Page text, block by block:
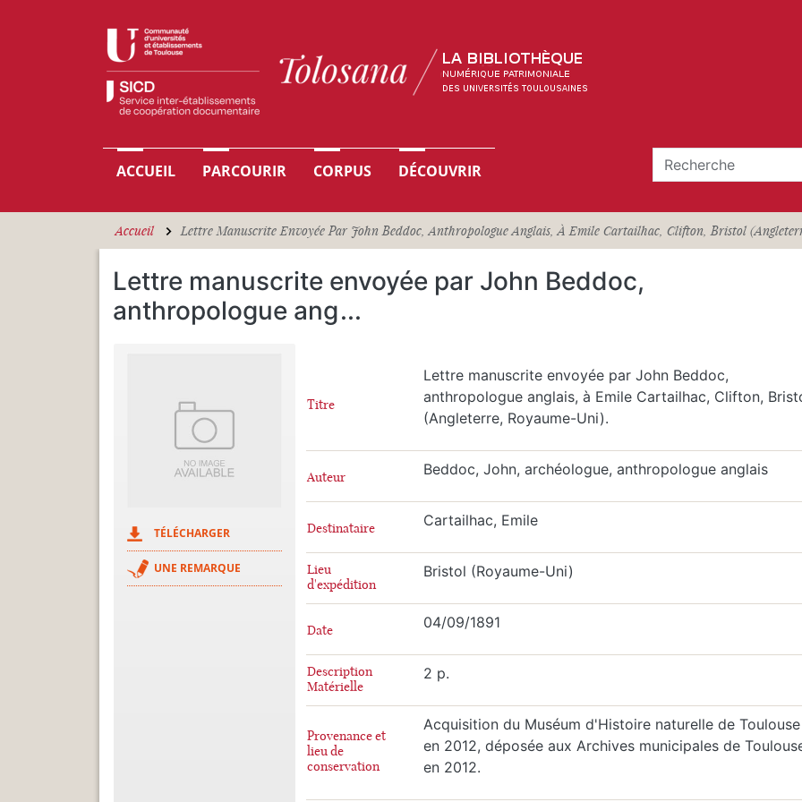
Navigation principale
ACCUEIL PARCOURIR CORPUS DÉCOUVRIR
Accueil Lettre Manuscrite Envoyée Par John Beddoc, Anthropologue Anglais, À Emile Cartailhac, Clifton, Bristol
Lettre manuscrite envoyée par John Beddoc,
anthropologue ang...
TÉLÉCHARGER
UNE REMARQUE
Titre
Lettre manuscrite envoyée par John Beddoc,
anthropologue anglais, à Emile Cartailhac, Clifton,
(Angleterre, Royaume-Uni).
Auteur Beddoc, John, archéologue, anthropologue anglais
Destinataire Cartailhac, Emile
Lieu
d'expédition
Bristol (Royaume-Uni)
Date 04/09/1891
Description
Matérielle
2 p.
Provenance et
lieu de
conservation
Acquisition du Muséum d'Histoire naturelle de Toulouse
en 2012, déposée aux Archives municipales de
en 2012.